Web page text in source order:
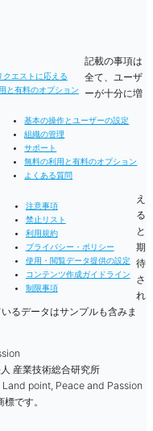
クエストに応える
と有料のオプション
基本の操作とユーザーの設定
組織の管理
サポート
無料の利用と有料のオプション
よくある質問
注意事項
禁止リスト
利用規約
プライバシー・ポリシー
使用・閲覧データ提供の設定
コンテンツ作成ガイドライン
制限事項
記載の事項は
全て、ユーザ
ーが十分に増
え
る
と
期
待
さ
れ
るデータはサンプルも含みま
産業技術総合研究所
point, Peace and Passion
です。